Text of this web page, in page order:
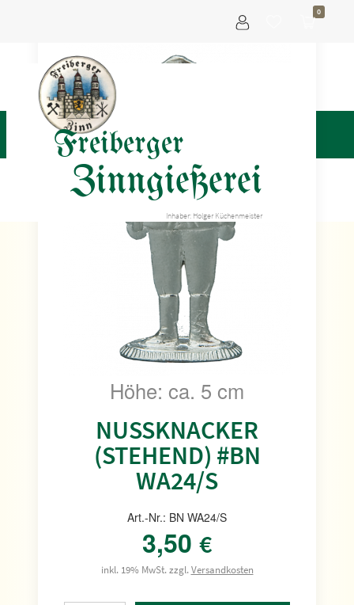
Freiberger
Zinngießerei
Inhaber: Holger Küchenmeister
0
Höhe: ca. 5 cm
NUSSKNACKER (
STEHEND) #BN W
A24/S
Art.-Nr.: BN WA24/S
3,50 €
inkl. 19% MwSt. zzgl.Versandkosten